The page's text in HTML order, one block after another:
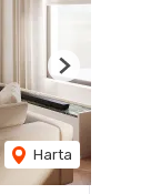
Harta
Next